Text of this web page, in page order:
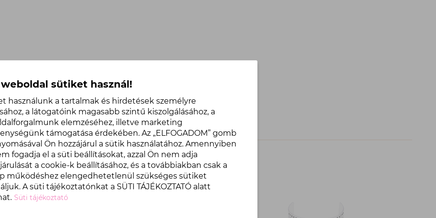
A TERMÉKET VETTÉK
weboldal sütiket használ!
használunk a tartalmak és hirdetések személyre
a látogatóink magasabb szintű kiszolgálásához, a
elemzéséhez, illetve marketing
támogatása érdekében. Az „ELFOGADOM” gomb
Ön hozzájárul a sütik használatához. Amennyiben
fogadja el a süti beállításokat, azzal Ön nem adja
a cookie-k beállításához, és a továbbiakban csak a
működéshez elengedhetetlenül szükséges sütiket
A süti tájékoztatónkat a SÜTI TÁJÉKOZTATÓ alatt
Süti tájékoztató